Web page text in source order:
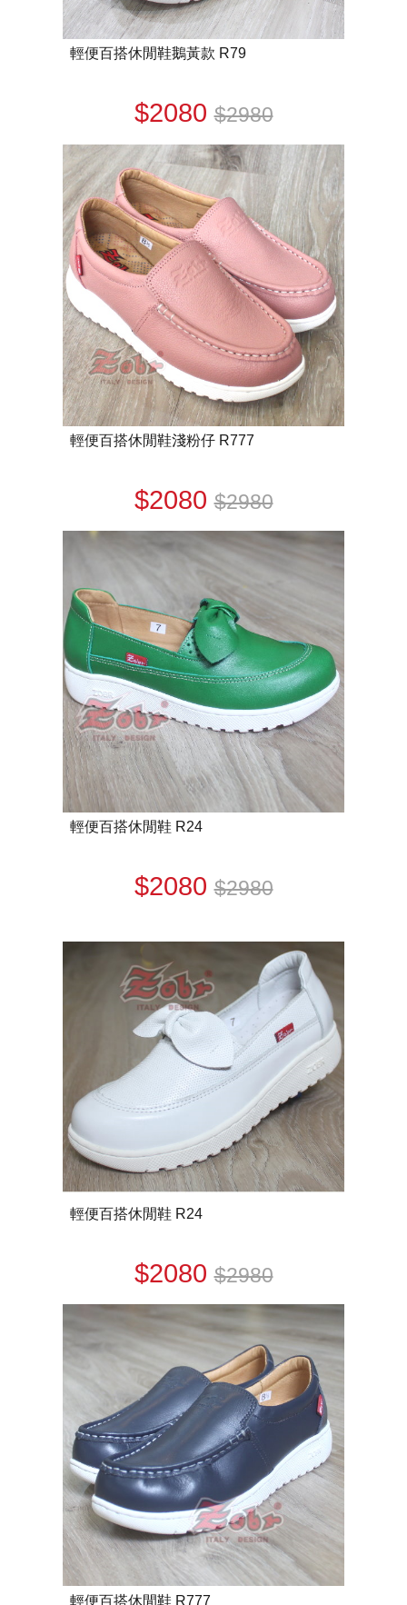
輕便百搭休閒鞋鵝黃款 R79
$2080$2980
輕便百搭休閒鞋淺粉仔 R777
$2080$2980
輕便百搭休閒鞋 R24
$2080$2980
輕便百搭休閒鞋 R24
$2080$2980
輕便百搭休閒鞋 R777